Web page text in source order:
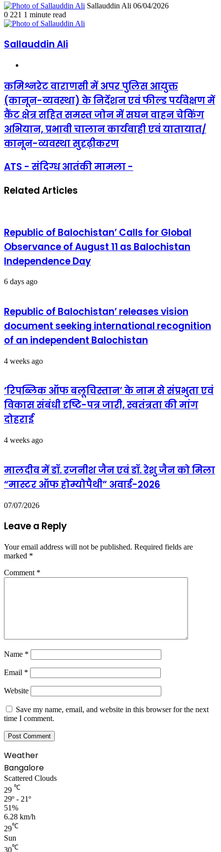
Sallauddin Ali Send
06/04/2026
0 221 1 minute read
Sallauddin Ali
कमिश्नरेट
वाराणसी
में
अपर
पुलिस
आयुक्त
(कानून-
व्यवस्था)
निर्देशन
एवं
पर्यवेक्षण
समस्त
जोन
में
सघन
चेकिंग
अभियान,
कार्यवाही
एवं
यातायात/
कानून-
सुदृढ़ीकरण
कमिश्नरेट वाराणसी में अपर पुलिस आयुक्त
(कानून-व्यवस्था) के निर्देशन एवं फील्ड पर्यवेक्षण में
कैंट क्षेत्र सहित समस्त जोन में सघन वाहन चेकिंग
अभियान, प्रभावी चालान कार्यवाही एवं यातायात/
कानून-व्यवस्था सुदृढ़ीकरण
ATS
-
आतंकी
ATS - संदिग्ध आतंकी मामला -
Related Articles
Republic of Balochistan’ Calls for Global
Observance of August 11 as Balochistan
Independence Day
6 days ago
Republic of Balochistan’ releases vision
document seeking international recognition
of an independent Balochistan
4 weeks ago
‘रिपब्लिक ऑफ बलूचिस्तान’ के नाम से संप्रभुता एवं
विकास संबंधी दृष्टि-पत्र जारी, स्वतंत्रता की मांग
दोहराई
4 weeks ago
मालदीव में डॉ. रजनीश जैन एवं डॉ. रेशु जैन को मिला
“मास्टर ऑफ होम्योपैथी” अवार्ड-2026
07/07/2026
Leave a Reply
Your email address will not be published. Required fields are
marked *
Comment *
Name *
Email *
Website
Save my name, email, and website in this browser for the next
time I comment.
Weather
Bangalore
Scattered Clouds
29 ℃
29º - 21º
51%
6.28 km/h
29℃
Sun
30℃